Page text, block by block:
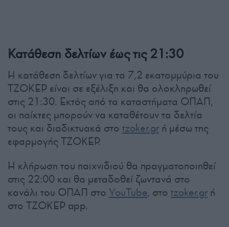
Κατάθεση δελτίων έως τις 21:30
Η κατάθεση δελτίων για τα 7,2 εκατομμύρια του
ΤΖΟΚΕΡ είναι σε εξέλιξη και θα ολοκληρωθεί
στις 21:30. Εκτός από τα καταστήματα ΟΠΑΠ,
οι παίκτες μπορούν να καταθέτουν τα δελτία
τους και διαδικτυακά στο tzoker.gr ή μέσω της
εφαρμογής ΤΖΟΚΕΡ.
Η κλήρωση του παιχνιδιού θα πραγματοποιηθεί
στις 22:00 και θα μεταδοθεί ζωντανά στο
κανάλι του ΟΠΑΠ στο YouTube, στο tzoker.gr ή
στο ΤΖΟΚΕΡ app.